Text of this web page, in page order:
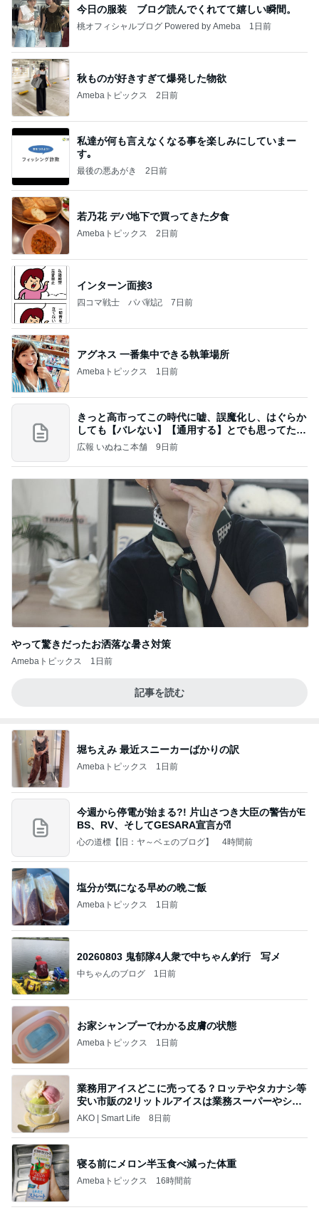
今日の服装 ブログ読んでくれてて嬉しい瞬間。
桃オフィシャルブログ Powered by Ameba 1日前
秋ものが好きすぎて爆発した物欲
Amebaトピックス 2日前
私達が何も言えなくなる事を楽しみにしていまー
す｡
最後の悪あがき 2日前
若乃花 デパ地下で買ってきた夕食
Amebaトピックス 2日前
インターン面接3
四コマ戦士 パパ戦記 7日前
アグネス 一番集中できる執筆場所
Amebaトピックス 1日前
きっと高市ってこの時代に嘘、誤魔化し、はぐらか
しても【バレない】【通用する】とでも思ってたん
だろ
広報 いぬねこ本舗 9日前
やって驚きだったお洒落な暑さ対策
Amebaトピックス 1日前
記事を読む
堀ちえみ 最近スニーカーばかりの訳
Amebaトピックス 1日前
今週から停電が始まる?! 片山さつき大臣の警告がE
BS、RV、そしてGESARA宣言が⁈
心の道標【旧：ヤ～ベェのブログ】 4時間前
塩分が気になる早めの晩ご飯
Amebaトピックス 1日前
20260803 鬼郁隊4人衆で中ちゃん釣行 写メ
中ちゃんのブログ 1日前
お家シャンプーでわかる皮膚の状態
Amebaトピックス 1日前
業務用アイスどこに売ってる？ロッテやタカナシ等
安い市販の2リットルアイスは業務スーパーやシャ
トレ
AKO | Smart Life 8日前
寝る前にメロン半玉食べ減った体重
Amebaトピックス 16時間前